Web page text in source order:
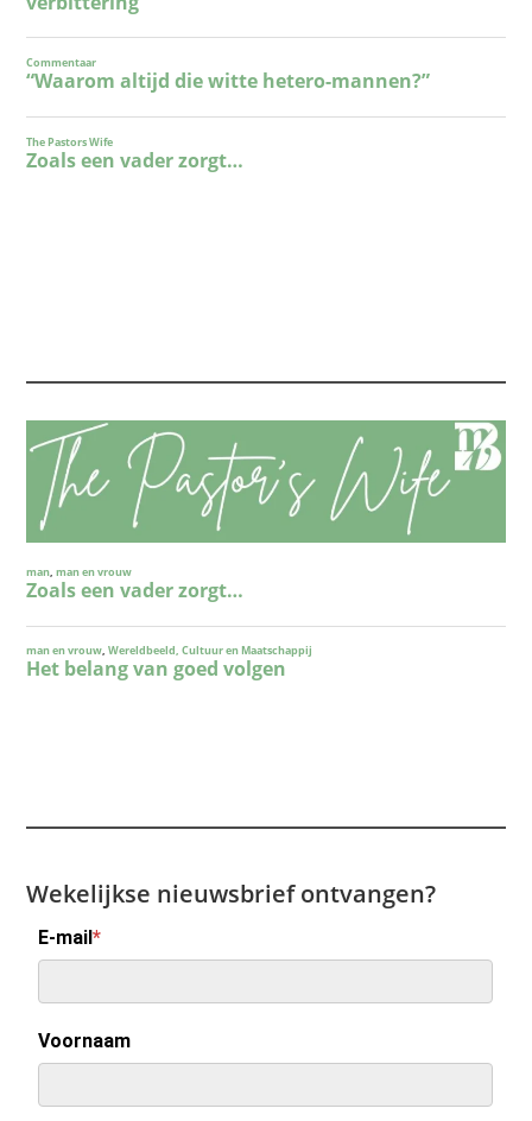
Wekelijkse nieuwsbrief ontvangen?